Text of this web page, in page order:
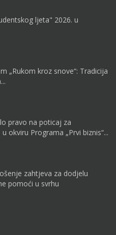
ljeta" 2026. u
„Rukom kroz snove“: Tradicija
pravo na poticaj za
okviru Programa „Prvi biznis“...
zahtjeva za dodjelu
pomoći u svrhu